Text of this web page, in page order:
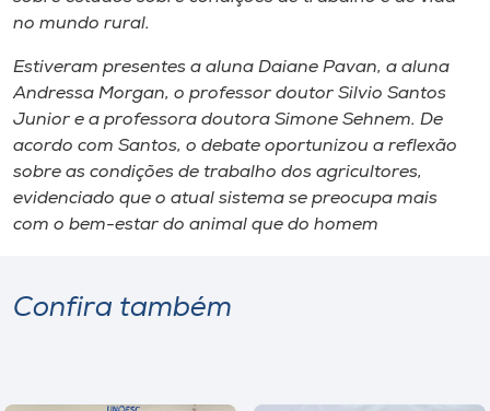
no mundo rural.
Estiveram presentes a aluna Daiane Pavan, a aluna
Andressa Morgan, o professor doutor Silvio Santos
Junior e a professora doutora Simone Sehnem. De
acordo com Santos, o debate oportunizou a reflexão
sobre as condições de trabalho dos agricultores,
evidenciado que o atual sistema se preocupa mais
com o bem-estar do animal que do homem
Confira também